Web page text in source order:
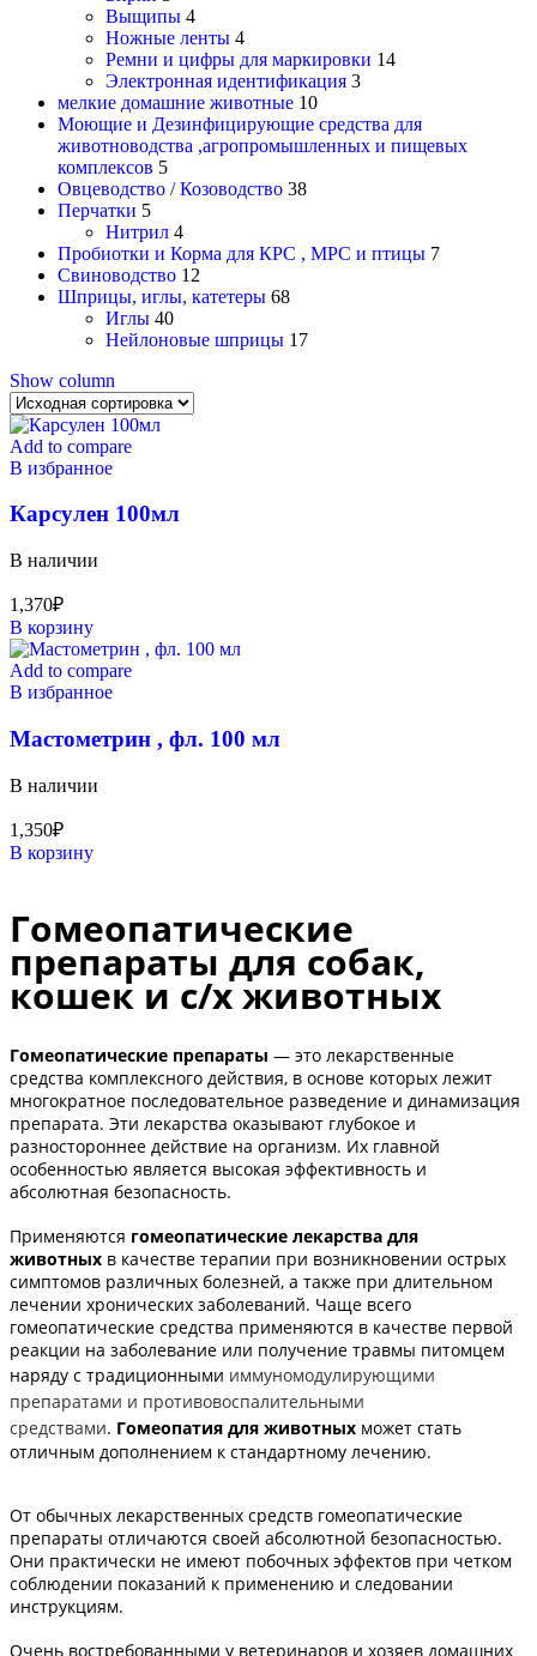
Выщипы 4
Ножные ленты 4
Ремни и цифры для маркировки 14
Электронная идентификация 3
мелкие домашние животные 10
Моющие и Дезинфицирующие средства для
животноводства ,агропромышленных и пищевых
комплексов 5
Овцеводство / Козоводство 38
Перчатки 5
Нитрил 4
Пробиотки и Корма для КРС , МРС и птицы 7
Свиноводство 12
Шприцы, иглы, катетеры 68
Иглы 40
Нейлоновые шприцы 17
Show column
Add to compare
В избранное
Карсулен 100мл
В наличии
1,370₽
В корзину
Add to compare
В избранное
Мастометрин , фл. 100 мл
В наличии
1,350₽
В корзину
Гомеопатические
препараты для собак,
кошек и с/х животных
Гомеопатические препараты — это лекарственные
средства комплексного действия, в основе которых лежит
многократное последовательное разведение и динамизация
препарата. Эти лекарства оказывают глубокое и
разностороннее действие на организм. Их главной
особенностью является высокая эффективность и
абсолютная безопасность.
Применяются гомеопатические лекарства для
животных в качестве терапии при возникновении острых
симптомов различных болезней, а также при длительном
лечении хронических заболеваний. Чаще всего
гомеопатические средства применяются в качестве первой
реакции на заболевание или получение травмы питомцем
наряду с традиционными иммуномодулирующими
препаратами и противовоспалительными
средствами. Гомеопатия для животных может стать
отличным дополнением к стандартному лечению.
От обычных лекарственных средств гомеопатические
препараты отличаются своей абсолютной безопасностью.
Они практически не имеют побочных эффектов при четком
соблюдении показаний к применению и следовании
инструкциям.
Очень востребованными у ветеринаров и хозяев домашних